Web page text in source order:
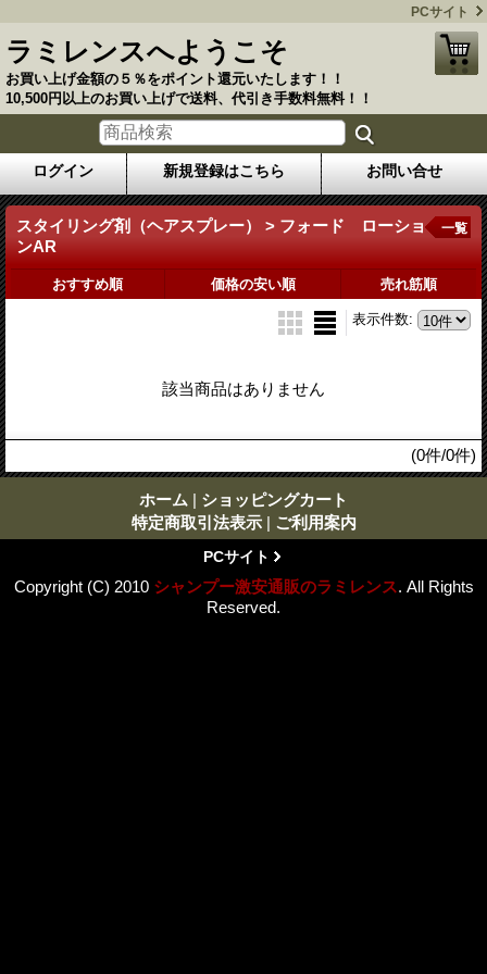
PCサイト
ラミレンスへようこそ
お買い上げ金額の５％をポイント還元いたします！！
10,500円以上のお買い上げで送料、代引き手数料無料！！
ログイン 新規登録はこちら お問い合せ
スタイリング剤（ヘアスプレー） > フォード ローショ
ンAR
一覧
おすすめ順 価格の安い順 売れ筋順
表示件数:
該当商品はありません
(0件/0件)
ホーム | ショッピングカート
特定商取引法表示 | ご利用案内
PCサイト
Copyright (C) 2010 シャンプー激安通販のラミレンス. All Rights
Reserved.